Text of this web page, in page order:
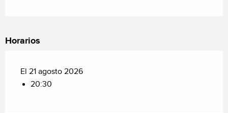
Horarios
El 21 agosto 2026
20:30